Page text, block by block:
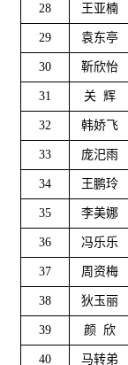
28 王亚楠
29 袁东亭
30 靳欣怡
31 关 辉
32 韩娇飞
33 庞汜雨
34 王鹏玲
35 李美娜
36 冯乐乐
37 周资梅
38 狄玉丽
39 颜 欣
40 马转弟